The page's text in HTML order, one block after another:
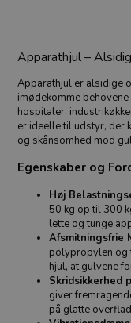
Apparathjul –
Apparathjul er alsidige
imødekomme
hospitaler,
er ideelle til udstyr, der
og skånsomhed mod
Egenskaber og
Høj
50 kg op til 300
lette og tunge
Afsmitningsfrie
polypropylen og
hjul, at gulvene
Skridsikkerhed
giver
på glatte